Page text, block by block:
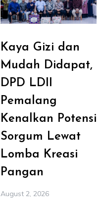
Kaya Gizi dan
Mudah Didapat,
DPD LDII
Pemalang
Kenalkan Potensi
Sorgum Lewat
Lomba Kreasi
Pangan
August 2, 2026